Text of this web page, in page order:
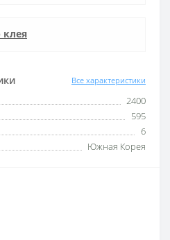
Все характеристики
2400
595
6
Южная Корея
клея